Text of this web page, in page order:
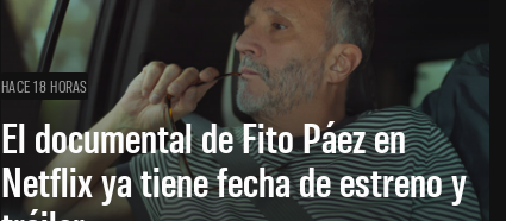
HACE 18 HORAS
El documental de Fito Páez en
Netflix ya tiene fecha de estreno y